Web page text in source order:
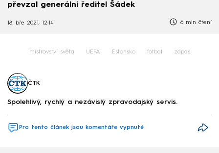
převzal generální ředitel Šádek
18. bře 2021, 12:14 6 min čtení
mistrovství světa UEFA Estonsko fotbal zápas
ČTK
Spolehlivý, rychlý a nezávislý zpravodajský servis.
Pro tento článek jsou komentáře vypnuté